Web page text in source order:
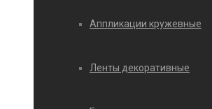
Аппликации кружевные
Ленты декоративные